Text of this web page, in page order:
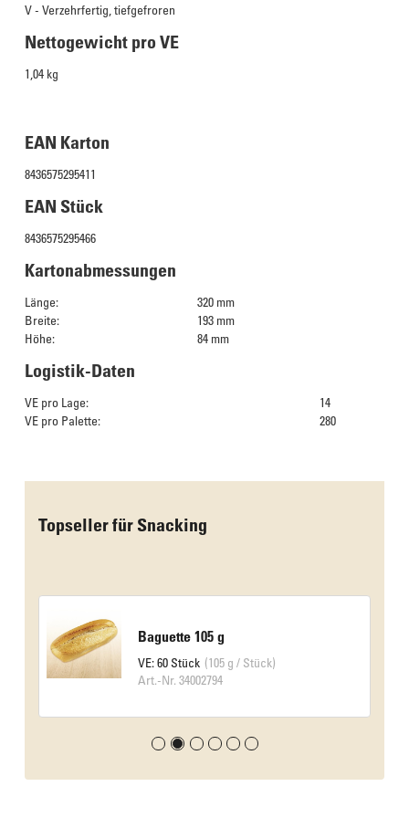
V - Verzehrfertig, tiefgefroren
Nettogewicht pro VE
1,04 kg
EAN Karton
8436575295411
EAN Stück
8436575295466
Kartonabmessungen
Länge:
320 mm
Breite:
193 mm
Höhe:
84 mm
Logistik-Daten
VE pro Lage:
14
VE pro Palette:
280
Topseller für Snacking
Baguette 105 g
VE: 60 Stück (105 g / Stück)
Art.-Nr. 34002794